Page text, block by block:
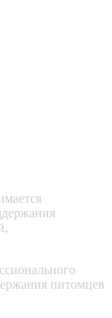
питомцев